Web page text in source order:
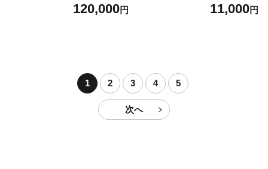
市 452061184] 小分け ビーフ
120,000円
グ 宮崎県 日向市 452060187]
11,000円
1 2 3 4 5
次へ